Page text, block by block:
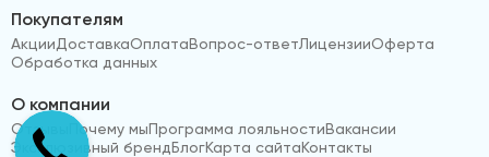
Покупателям
АкцииДоставкаОплатаВопрос-ответЛицензииОферта
Обработка данных
О компании
Отзывы Почему мыПрограмма лояльностиВакансии
Эксклюзивный брендБлогКарта сайтаКонтакты